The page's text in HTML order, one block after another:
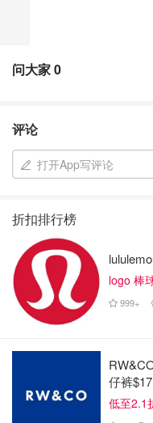
问大家0
评论
打开App写评论
折扣排行榜
logo 棒
999+
仔裤$17
低至2.1